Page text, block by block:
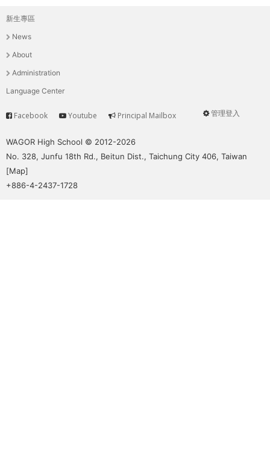
主
選
單
新生專區
News
About
Administration
Language Center
User
管理登入
Service
Facebook Youtube Principal Mailbox
WAGOR High School © 2012-2026
No. 328, Junfu 18th Rd., Beitun Dist., Taichung City 406, Taiwan
[Map]
+886-4-2437-1728